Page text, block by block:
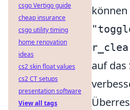
auf das
csgo Vertigo guide
cheap insurance
csgo utility timing
home renovation
ideas
cs2 skin float values
cs2 CT setups
presentation software
View all tags